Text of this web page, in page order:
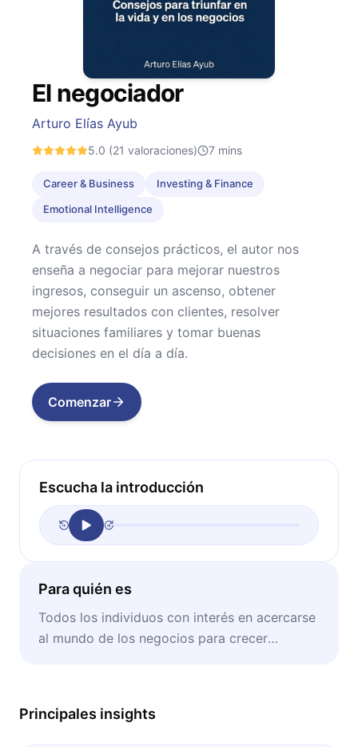
El negociador
Arturo Elías Ayub
5.0 (21 valoraciones) 7 mins
Career & Business
Investing & Finance
Emotional Intelligence
A través de consejos prácticos, el autor nos
enseña a negociar para mejorar nuestros
ingresos, conseguir un ascenso, obtener
mejores resultados con clientes, resolver
situaciones familiares y tomar buenas
decisiones en el día a día.
Comenzar
Escucha la introducción
Para quién es
Todos los individuos con interés en acercarse
al mundo de los negocios para crecer
Principales insights